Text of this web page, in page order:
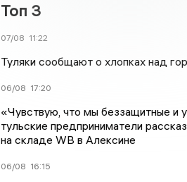
Топ 3
07/08 11:22
Туляки сообщают о хлопках над
06/08 17:20
«Чувствую, что мы беззащитные и
тульские предприниматели
на складе WB в Алексине
06/08 16:15